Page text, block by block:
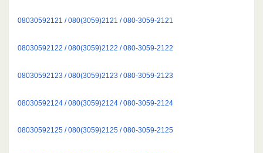
08030592121 / 080(3059)2121 / 080-3059-2121
08030592122 / 080(3059)2122 / 080-3059-2122
08030592123 / 080(3059)2123 / 080-3059-2123
08030592124 / 080(3059)2124 / 080-3059-2124
08030592125 / 080(3059)2125 / 080-3059-2125